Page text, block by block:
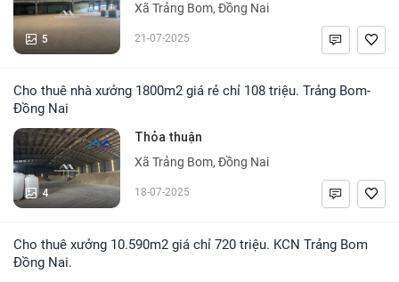
5
Xã Trảng Bom, Đồng Nai
21-07-2025
Cho thuê nhà xưởng 1800m2 giá rẻ chỉ 108 triệu. Trảng Bom-
Đồng Nai
4
Thỏa thuận
Xã Trảng Bom, Đồng Nai
18-07-2025
Cho thuê xưởng 10.590m2 giá chỉ 720 triệu. KCN Trảng Bom
Đồng Nai.